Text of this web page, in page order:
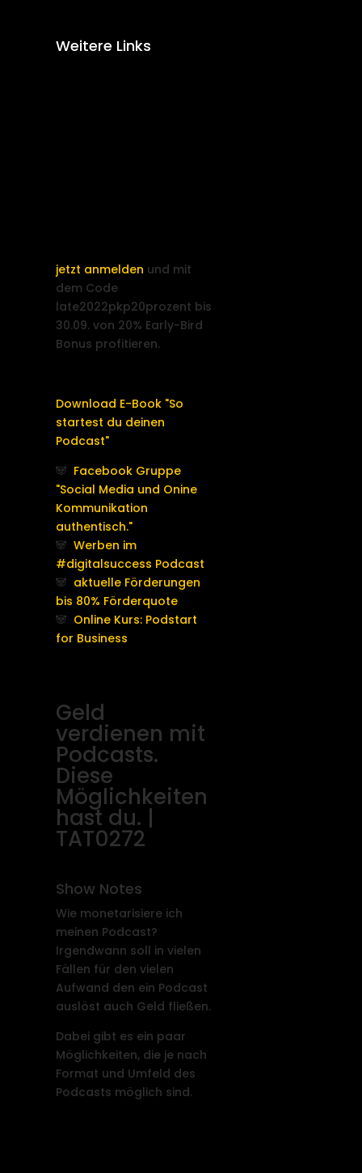
Weitere Links
jetzt anmelden und mit
dem Code
late2022pkp20prozent bis
30.09. von 20% Early-Bird
Bonus profitieren.
Download E-Book "So
startest du deinen
Podcast"
🐼 Facebook Gruppe
"Social Media und Onine
Kommunikation
authentisch."
🐼 Werben im
#digitalsuccess Podcast
🐼 aktuelle Förderungen
bis 80% Förderquote
🐼 Online Kurs: Podstart
for Business
Geld
verdienen mit
Podcasts.
Diese
Möglichkeiten
hast du. |
TAT0272
Show Notes
Wie monetarisiere ich
meinen Podcast?
Irgendwann soll in vielen
Fällen für den vielen
Aufwand den ein Podcast
auslöst auch Geld fließen.
Dabei gibt es ein paar
Möglichkeiten, die je nach
Format und Umfeld des
Podcasts möglich sind.